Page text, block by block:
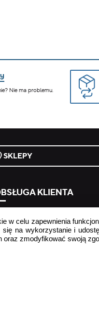
Nie ma problemu.
SKLEPY
KLIENTA
zadawane pytania
w celu zapewnienia
na wykorzystanie i
zmodyfikować swoją